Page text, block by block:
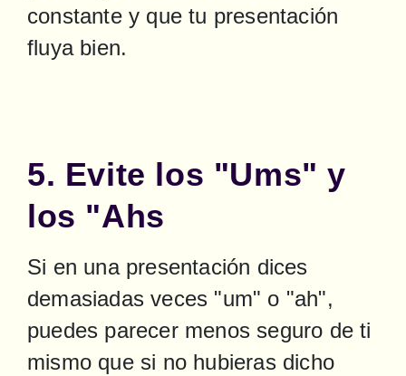
constante y que tu presentación
fluya bien.
5. Evite los "Ums" y
los "Ahs
Si en una presentación dices
demasiadas veces "um" o "ah",
puedes parecer menos seguro de ti
mismo que si no hubieras dicho